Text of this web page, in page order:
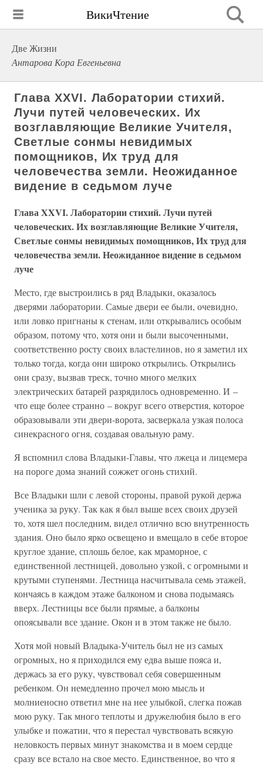
ВикиЧтение
Две Жизни
Антарова Кора Евгеньевна
Глава XXVI. Лаборатории стихий.
Лучи путей человеческих. Их
возглавляющие Великие Учителя,
Светлые сонмы невидимых
помощников, Их труд для
человечества земли. Неожиданное
видение в седьмом луче
Глава XXVI. Лаборатории стихий. Лучи путей
человеческих. Их возглавляющие Великие Учителя,
Светлые сонмы невидимых помощников, Их труд для
человечества земли. Неожиданное видение в седьмом
луче
Место, где выстроились в ряд Владыки, оказалось
дверями лаборатории. Самые двери ее были, очевидно,
или ловко пригнаны к стенам, или открывались особым
образом, потому что, хотя они и были высоченными,
соответственно росту своих властелинов, но я заметил их
только тогда, когда они широко открылись. Открылись
они сразу, вызвав треск, точно много мелких
электрических батарей разрядилось одновременно. И –
что еще более странно – вокруг всего отверстия, которое
образовывали эти двери-ворота, засверкала узкая полоса
синекрасного огня, создавая овальную раму.
Я вспомнил слова Владыки-Главы, что лжеца и лицемера
на пороге дома знаний сожжет огонь стихий.
Все Владыки шли с левой стороны, правой рукой держа
ученика за руку. Так как я был выше всех своих друзей
то, хотя шел последним, видел отлично всю внутренность
здания. Оно было ярко освещено и вмещало в себе второе
круглое здание, сплошь белое, как мраморное, с
единственной лестницей, довольно узкой, с огромными и
крутыми ступенями. Лестница насчитывала семь этажей,
кончаясь в каждом этаже балконом и снова подымаясь
вверх. Лестницы все были прямые, а балконы
опоясывали все здание. Окон и в этом также не было.
Хотя мой новый Владыка-Учитель был не из самых
огромных, но я приходился ему едва выше пояса и,
держась за его руку, чувствовал себя совершенным
ребенком. Он немедленно прочел мою мысль и
молниеносно ответил мне на нее улыбкой, слегка пожав
мою руку. Так много теплоты и дружелюбия было в его
улыбке и пожатии, что я перестал чувствовать всякую
неловкость первых минут знакомства и в моем сердце
сразу все встало на свое место. Единственное, во что я